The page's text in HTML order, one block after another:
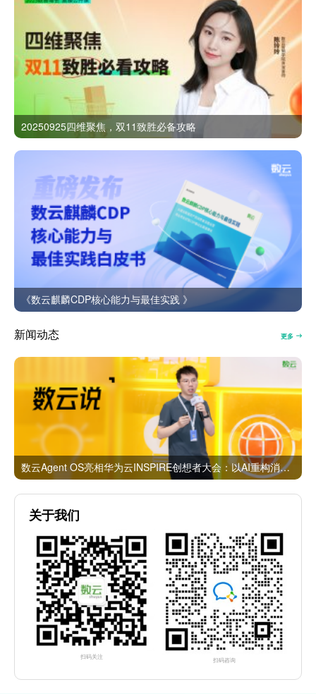
20250925四维聚焦，双11致胜必备攻略
《数云麒麟CDP核心能力与最佳实践 》
新闻动态 更多
数云Agent OS亮相华为云INSPIRE创想者大会：以AI重构消费者运营与零售营销新范式
关于我们
扫码关注 扫码咨询